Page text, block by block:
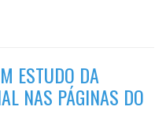
ESTUDO DA
NAS PÁGINAS DO